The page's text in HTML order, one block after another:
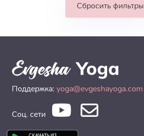
Сбросить фильтры
Поддержка: yoga@evgeshayoga.com
Соц. сети